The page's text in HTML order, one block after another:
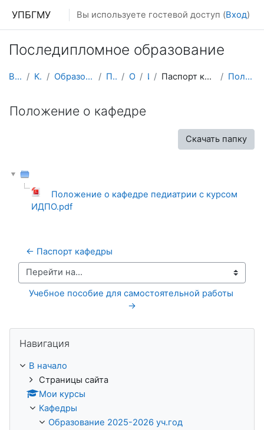
УПБГМУ Вы используете гостевой доступ (Вход)
Последипломное образование
В начало Кафедры Образование 2025-2026 уч.год Педиатрии О курсе ИПО Паспорт кафедры, Положение о кафедре Положение о кафедре
Положение о кафедре
Скачать папку
Положение о кафедре педиатрии с курсом
ИДПО.pdf
← Паспорт кафедры
Перейти на...
Учебное пособие для самостоятельной работы
→
Навигация
В начало
Страницы сайта
Мои курсы
Кафедры
Образование 2025-2026 уч.год